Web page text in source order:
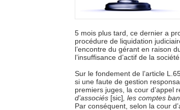
5 mois plus tard, ce dernier a
procédure de liquidation
l’encontre du gérant en raison
l’insuffisance d’actif de la société.
Sur le fondement de l’article
si une faute de gestion
premiers juges, la cour d’appel
d’associés [sic] , les comptes
Par conséquent, selon la cour